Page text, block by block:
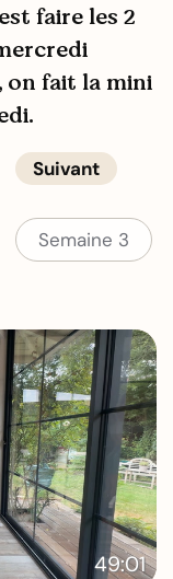
faire les 2
on fait la mini
Suivant
Semaine 3
49:01